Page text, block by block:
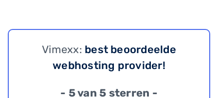
Vimexx: best beoordeelde
webhosting provider!
- 5 van 5 sterren -